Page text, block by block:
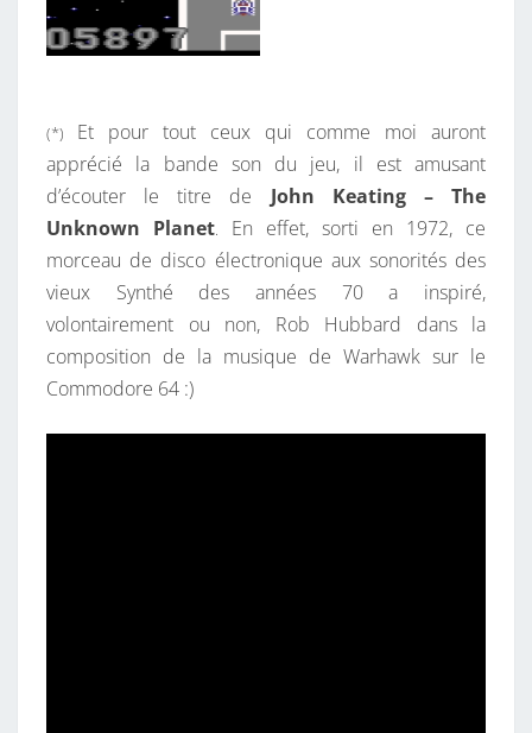
(*) Et pour tout ceux qui comme moi auront
apprécié la bande son du jeu, il est amusant
d’écouter le titre de John Keating – The
Unknown Planet
En effet, sorti en 1972, ce
morceau de disco électronique aux sonorités des
vieux Synthé des années 70 a inspiré,
volontairement ou non, Rob Hubbard dans la
composition de la musique de Warhawk sur le
Commodore 64 :)